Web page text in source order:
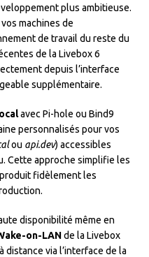
plus ambitieuse.
machines de
de travail du reste du
de la Livebox 6
depuis l’interface
supplémentaire.
avec Pi-hole ou Bind9
personnalisés pour vos
ou api.dev) accessibles
Cette approche simplifie les
fidèlement les
disponibilité même en
on-LANde la Livebox
via l’interface de la